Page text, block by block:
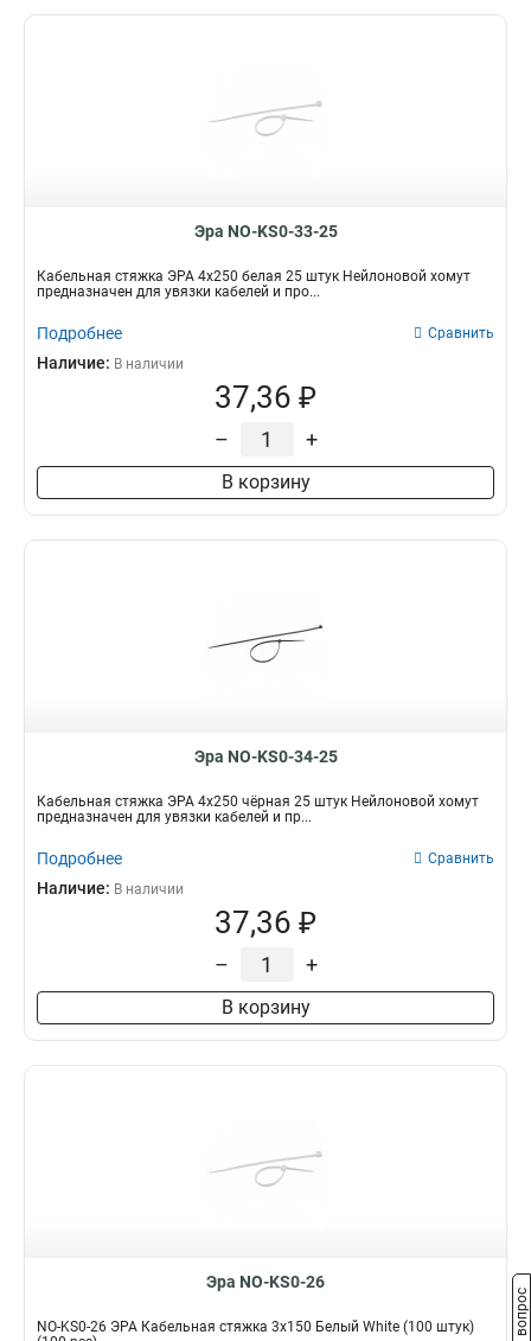
Эра NO-KS0-33-25
Кабельная стяжка ЭРА 4x250 белая 25 штук Нейлоновой хомут
предназначен для увязки кабелей и про...
Подробнее Сравнить
Наличие: В наличии
37,36 ₽
– +
В корзину
Эра NO-KS0-34-25
Кабельная стяжка ЭРА 4x250 чёрная 25 штук Нейлоновой хомут
предназначен для увязки кабелей и пр...
Подробнее Сравнить
Наличие: В наличии
37,36 ₽
– +
В корзину
Эра NO-KS0-26
NO-KS0-26 ЭРА Кабельная стяжка 3х150 Белый White (100 штук)